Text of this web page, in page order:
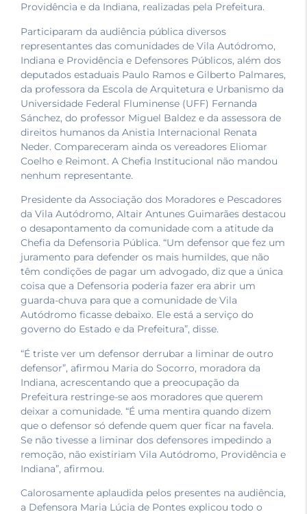
Providência e da Indiana, realizadas pela Prefeitura.
Participaram da audiência pública diversos
representantes das comunidades de Vila Autódromo,
Indiana e Providência e Defensores Públicos, além dos
deputados estaduais Paulo Ramos e Gilberto Palmares,
da professora da Escola de Arquitetura e Urbanismo da
Universidade Federal Fluminense (UFF) Fernanda
Sánchez, do professor Miguel Baldez e da assessora de
direitos humanos da Anistia Internacional Renata
Neder. Compareceram ainda os vereadores Eliomar
Coelho e Reimont. A Chefia Institucional não mandou
nenhum representante.
Presidente da Associação dos Moradores e Pescadores
da Vila Autódromo, Altair Antunes Guimarães destacou
o desapontamento da comunidade com a atitude da
Chefia da Defensoria Pública. “Um defensor que fez um
juramento para defender os mais humildes, que não
têm condições de pagar um advogado, diz que a única
coisa que a Defensoria poderia fazer era abrir um
guarda-chuva para que a comunidade de Vila
Autódromo ficasse debaixo. Ele está a serviço do
governo do Estado e da Prefeitura”, disse.
“É triste ver um defensor derrubar a liminar de outro
defensor”, afirmou Maria do Socorro, moradora da
Indiana, acrescentando que a preocupação da
Prefeitura restringe-se aos moradores que querem
deixar a comunidade. “É uma mentira quando dizem
que o defensor só defende quem quer ficar na favela.
Se não tivesse a liminar dos defensores impedindo a
remoção, não existiriam Vila Autódromo, Providência e
Indiana”, afirmou.
Calorosamente aplaudida pelos presentes na audiência,
a Defensora Maria Lúcia de Pontes explicou todo o